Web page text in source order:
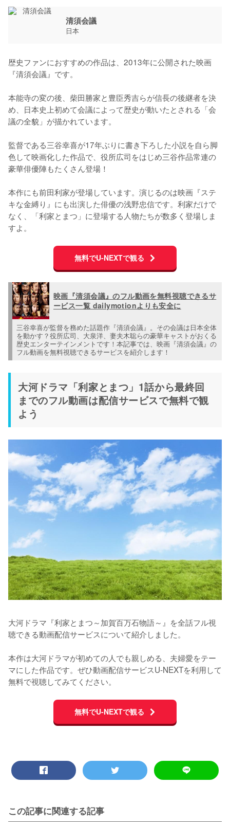
清須会議
日本
歴史ファンにおすすめの作品は、2013年に公開された映画
『清須会議』です。
本能寺の変の後、柴田勝家と豊臣秀吉らが信長の後継者を決
め、日本史上初めて会議によって歴史が動いたとされる「会
議の全貌」が描かれています。
監督である三谷幸喜が17年ぶりに書き下ろした小説を自ら脚
色して映画化した作品で、役所広司をはじめ三谷作品常連の
豪華俳優陣もたくさん登場！
本作にも前田利家が登場しています。演じるのは映画『ステ
キな金縛り』にも出演した俳優の浅野忠信です。利家だけで
なく、「利家とまつ」に登場する人物たちが数多く登場しま
すよ。
無料でU-NEXTで観る
映画『清須会議』のフル動画を無料視聴できるサ
ービス一覧 dailymotionよりも安全に
三谷幸喜が監督を務めた話題作『清須会議』。その会議は日本全体
を動かす？役所広司、大泉洋、妻夫木聡らの豪華キャストがおくる
歴史エンターテインメントです！本記事では、映画『清須会議』の
フル動画を無料視聴できるサービスを紹介します！
大河ドラマ「利家とまつ」1話から最終回
までのフル動画は配信サービスで無料で観
よう
大河ドラマ『利家とまつ～加賀百万石物語～』を全話フル視
聴できる動画配信サービスについて紹介しました。
本作は大河ドラマが初めての人でも親しめる、夫婦愛をテー
マにした作品です。ぜひ動画配信サービスU-NEXTを利用して
無料で視聴してみてください。
無料でU-NEXTで観る
この記事に関連する記事